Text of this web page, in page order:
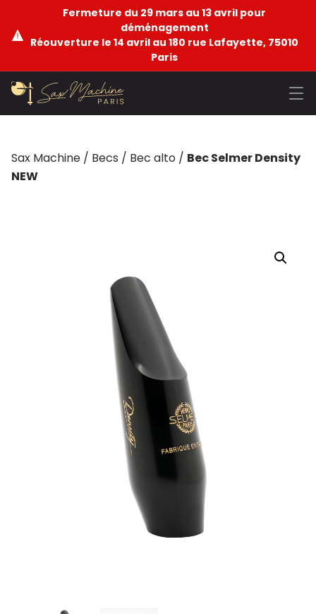
Fermeture du 29 mars au 13 avril pour
déménagement
Réouverture le 14 avril au 180 rue Lafayette, 75010
Paris
Sax Machine / Becs / Bec alto / Bec Selmer Density
NEW